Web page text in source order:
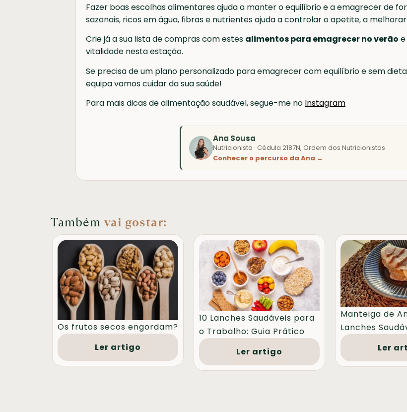
Fazer boas escolhas alimentares ajuda a manter o equilíbrio e a emagrecer de
sazonais, ricos em água, fibras e nutrientes ajuda a controlar o apetite, a
Crie já a sua lista de compras com estes alimentos para emagrecer no verão
vitalidade nesta estação.
Se precisa de um plano personalizado para emagrecer com equilíbrio e sem
equipa vamos cuidar da sua saúde!
Para mais dicas de alimentação saudável, segue-me no Instagram
Ana Sousa
Nutricionista · Cédula 2187N, Ordem dos Nutricionistas
Conhecer o percurso da Ana →
Também vai gostar:
Os frutos secos engordam?
Ler artigo
10 Lanches Saudáveis para
o Trabalho: Guia Prático
Ler artigo
Manteiga de
Lanches
Ler